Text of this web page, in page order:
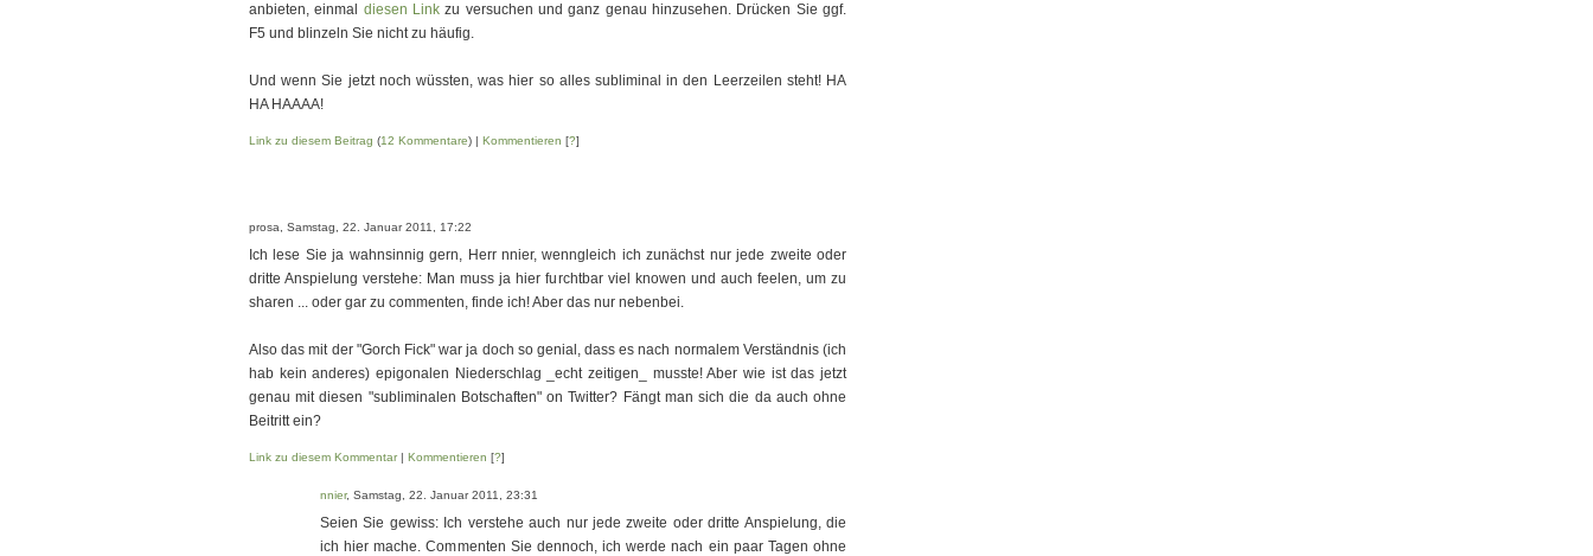
anbieten, einmal diesen Link zu versuchen und ganz genau hinzusehen. Drücken Sie ggf.
F5 und blinzeln Sie nicht zu häufig.
Und wenn Sie jetzt noch wüssten, was hier so alles subliminal in den Leerzeilen steht! HA
HA HAAAA!
Link zu diesem Beitrag (12 Kommentare) | Kommentieren [?]
prosa, Samstag, 22. Januar 2011, 17:22
Ich lese Sie ja wahnsinnig gern, Herr nnier, wenngleich ich zunächst nur jede zweite oder
dritte Anspielung verstehe: Man muss ja hier furchtbar viel knowen und auch feelen, um zu
sharen ... oder gar zu commenten, finde ich! Aber das nur nebenbei.
Also das mit der "Gorch Fick" war ja doch so genial, dass es nach normalem Verständnis (ich
hab kein anderes) epigonalen Niederschlag _echt zeitigen_ musste! Aber wie ist das jetzt
genau mit diesen "subliminalen Botschaften" on Twitter? Fängt man sich die da auch ohne
Beitritt ein?
Link zu diesem Kommentar| Kommentieren [?]
nnier, Samstag, 22. Januar 2011, 23:31
Seien Sie gewiss: Ich verstehe auch nur jede zweite oder dritte Anspielung, die
ich hier mache. Commenten Sie dennoch, ich werde nach ein paar Tagen ohne